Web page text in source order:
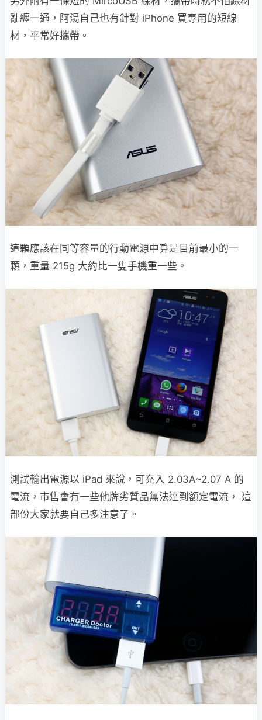
亂纏一通，阿湯自己也有針對 iPhone 買專用的短線
材，平常好攜帶。
這顆應該在同等容量的行動電源中算是目前最小的一
顆，重量 215g 大約比一隻手機重一些。
測試輸出電源以 iPad 來說，可充入 2.03A~2.07 A 的
電流，市售會有一些他牌劣質品無法達到額定電流， 這
部份大家就要自己多注意了。